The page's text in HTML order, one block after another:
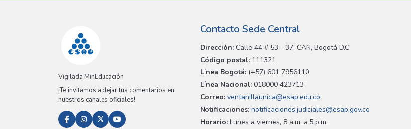
Vigilada MinEducación
¡Te invitamos a dejar tus comentarios en
nuestros canales oficiales!
Contacto Sede Central
Dirección: Calle 44 # 53 - 37, CAN, Bogotá D.C.
Código postal: 111321
Línea Bogotá: (+57) 601 7956110
Línea Nacional: 018000 423713
Correo: ventanillaunica@esap.edu.co
Notificaciones: notificaciones.judiciales@esap.gov.co
Horario: Lunes a viernes, 8 a.m. a 5 p.m.